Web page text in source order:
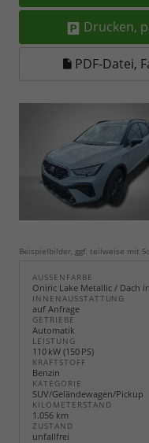
Drucken,
PDF-Datei,
Beispielbilder, ggf. teilweise mit
AUSSENFARBE
Oniric Lake Metallic / Dach
INNENAUSSTATTUNG
auf Anfrage
GETRIEBE
Automatik
LEISTUNG
110 kW (150 PS)
KRAFTSTOFF
Benzin
KATEGORIE
SUV/Geländewagen/Pickup
KILOMETERSTAND
1.056 km
ZUSTAND
unfallfrei